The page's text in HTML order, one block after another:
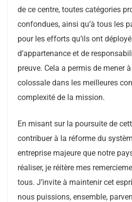
de ce centre, toutes catégories
confondues, ainsi qu’à tous les
pour les efforts qu’ils ont
d’appartenance et de
preuve. Cela a permis de mener
colossale dans les meilleures
complexité de la mission.
En misant sur la poursuite de
contribuer à la réforme du
entreprise majeure que notre
réaliser, je réitère mes
tous. J’invite à maintenir cet
nous puissions, ensemble,